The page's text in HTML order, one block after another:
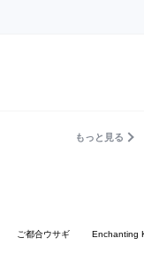
もっと見る
ご都合ウサギ Enchanting